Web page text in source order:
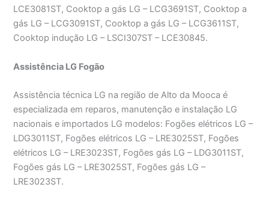
LCE3081ST, Cooktop a gás LG – LCG3691ST, Cooktop a
gás LG – LCG3091ST, Cooktop a gás LG – LCG3611ST,
Cooktop indução LG – LSCI307ST – LCE30845.
Assistência LG Fogão
Assistência técnica LG na região de Alto da Mooca é
especializada em reparos, manutenção e instalação LG
nacionais e importados LG modelos: Fogões elétricos LG –
LDG3011ST, Fogões elétricos LG – LRE3025ST, Fogões
elétricos LG – LRE3023ST, Fogões gás LG – LDG3011ST,
Fogões gás LG – LRE3025ST, Fogões gás LG –
LRE3023ST.